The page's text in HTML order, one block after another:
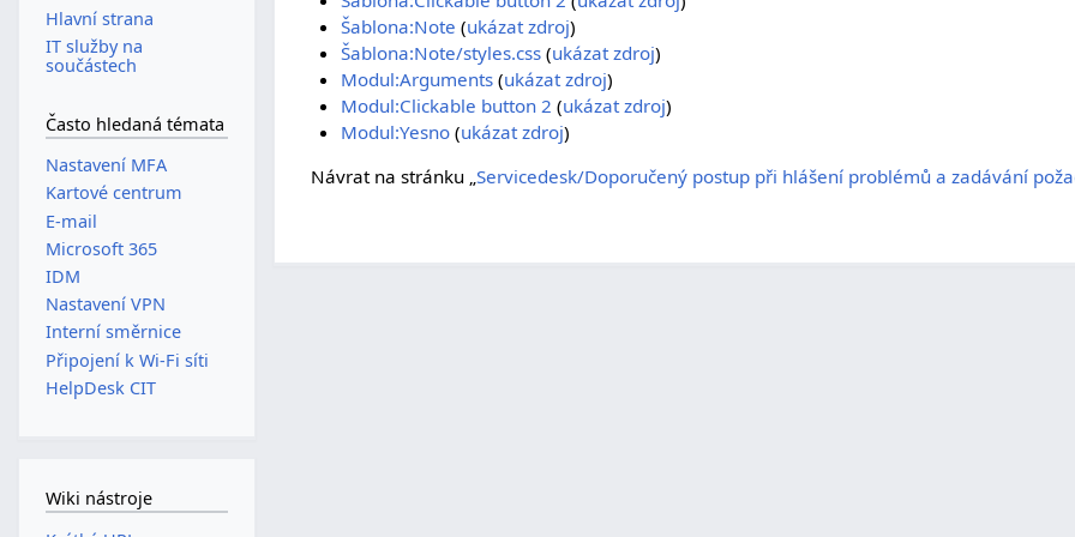
Šablona:Note (ukázat zdroj)
Šablona:Note/styles.css(ukázat zdroj)
Modul:Arguments(ukázat zdroj)
Modul:Clickable button 2 (ukázat zdroj)
Modul:Yesno(ukázat zdroj)
Návrat na stránku „Servicedesk/Doporučený postup při hlášení problémů a zadávání
Hlavní strana
IT služby na
součástech
Často hledaná témata
Nastavení MFA
Kartové centrum
E-mail
Microsoft 365
IDM
Nastavení VPN
Interní směrnice
Připojení k Wi-Fi síti
HelpDesk CIT
Wiki nástroje